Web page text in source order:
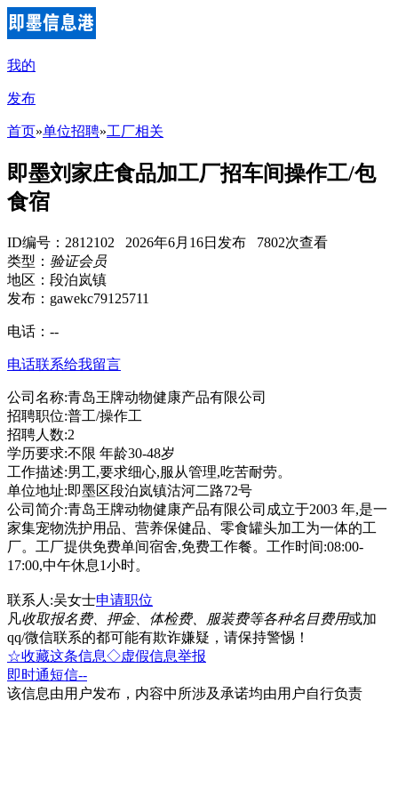
我的
发布
首页»单位招聘»工厂相关
即墨刘家庄食品加工厂招车间操作工/包
食宿
ID编号：2812102 2026年6月16日发布 7802次查看
类型： 验证会员
地区：段泊岚镇
发布：gawekc79125711
电话： --
电话联系给我留言
公司名称:青岛王牌动物健康产品有限公司
招聘职位:普工/操作工
招聘人数:2
学历要求:不限 年龄30-48岁
工作描述:男工,要求细心,服从管理,吃苦耐劳。
单位地址:即墨区段泊岚镇沽河二路72号
公司简介:青岛王牌动物健康产品有限公司成立于2003 年,是一
家集宠物洗护用品、营养保健品、零食罐头加工为一体的工
厂。工厂提供免费单间宿舍,免费工作餐。工作时间:08:00-
17:00,中午休息1小时。
联系人:吴女士申请职位
凡收取报名费、押金、体检费、服装费等各种名目费用或加
qq/微信联系的都可能有欺诈嫌疑，请保持警惕！
☆收藏这条信息◇虚假信息举报
即时通短信--
该信息由用户发布，内容中所涉及承诺均由用户自行负责